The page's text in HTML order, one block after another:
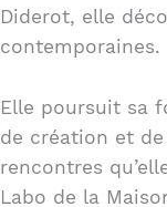
Diderot, elle
contemporaines.
Elle poursuit sa
de création et
rencontres
Labo de la